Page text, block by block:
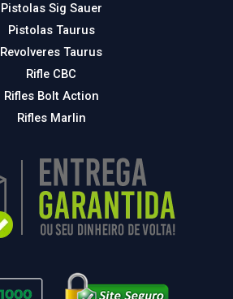
Pistolas Sig Sauer
Pistolas Taurus
Revolveres Taurus
Rifle CBC
Rifles Bolt Action
Rifles Marlin